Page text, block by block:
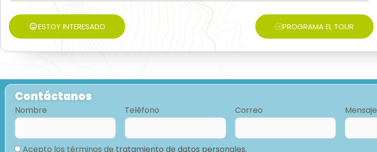
ESTOY INTERESADO PROGRAMA EL TOUR
Contáctanos
Nombre Teléfono Correo Mensaje
Acepto los términos de tratamiento de datos personales.